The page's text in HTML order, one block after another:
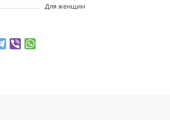
Для женщин